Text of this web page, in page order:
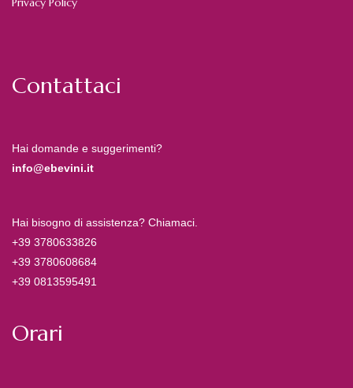
Contattaci
Hai domande e suggerimenti?
info@ebevini.it
Hai bisogno di assistenza? Chiamaci.
+39 3780633826
+39 3780608684
+39 0813595491
Orari